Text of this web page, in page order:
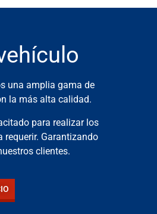
una amplia gama de
la más alta calidad.
para realizar los
requerir. Garantizando
clientes.